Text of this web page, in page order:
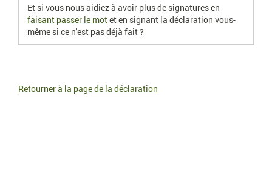
Et si vous nous aidiez à avoir plus de signatures en
faisant passer le motet en signant la déclaration vous-
même si ce n'est pas déjà fait ?
Retourner à la page de la déclaration